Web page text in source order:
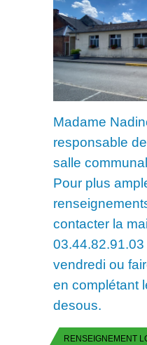
Madame
responsable
salle
Pour plus
contacter la
vendredi ou
en complétant
desous.
RENSEIGNEMENT